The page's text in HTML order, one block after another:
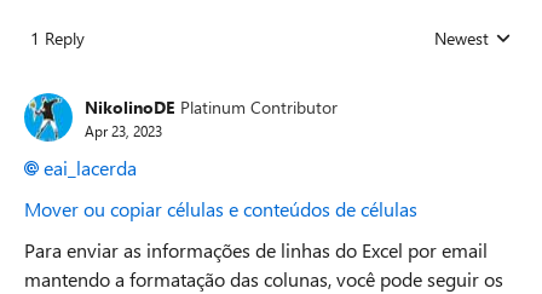
1 Reply Replies sorted
Newest
NikolinoDE Platinum Contributor
Apr 23, 2023
eai_lacerda
Mover ou copiar células e conteúdos de células
Para enviar as informações de linhas do Excel por email
mantendo a formatação das colunas, você pode seguir os